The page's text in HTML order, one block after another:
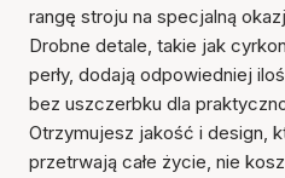
rangę stroju na specjalną
Drobne detale, takie jak
perły, dodają odpowiedniej
bez uszczerbku dla
Otrzymujesz jakość i design,
przetrwają całe życie, nie